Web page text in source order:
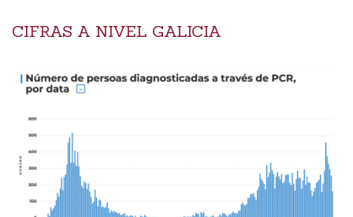
CIFRAS A NIVEL GALICIA